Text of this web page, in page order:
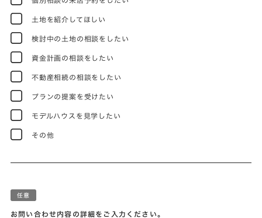
土地を紹介してほしい
検討中の土地の相談をしたい
資金計画の相談をしたい
不動産相続の相談をしたい
プランの提案を受けたい
モデルハウスを見学したい
その他
お問い合わせ内容の詳細をご入力ください。